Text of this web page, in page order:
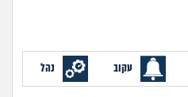
מתבגרים
עקוב נהל